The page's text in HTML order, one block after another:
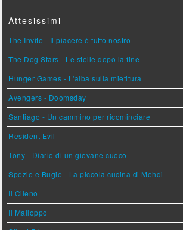
Attesissimi
The Invite - Il piacere è tutto nostro
The Dog Stars - Le stelle dopo la fine
Hunger Games - L'alba sulla mietitura
Avengers - Doomsday
Santiago - Un cammino per ricominciare
Resident Evil
Tony - Diario di un giovane cuoco
Spezie e Bugie - La piccola cucina di Mehdi
Il Cileno
Il Malloppo